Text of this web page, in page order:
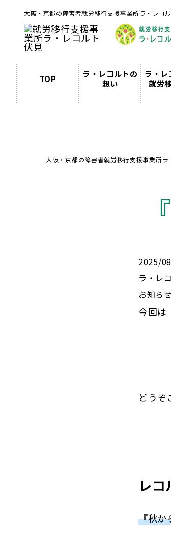
大阪・京都の障害者就労移行支援事業所ラ・レコ
TOP
ラ・レコルトの
想い
ラ・レ
就労
大阪・京都の障害者就労移行支援事業所ラ
2025/
ラ・レ
お知らせ
今回は
どうぞ
レ
『秋か